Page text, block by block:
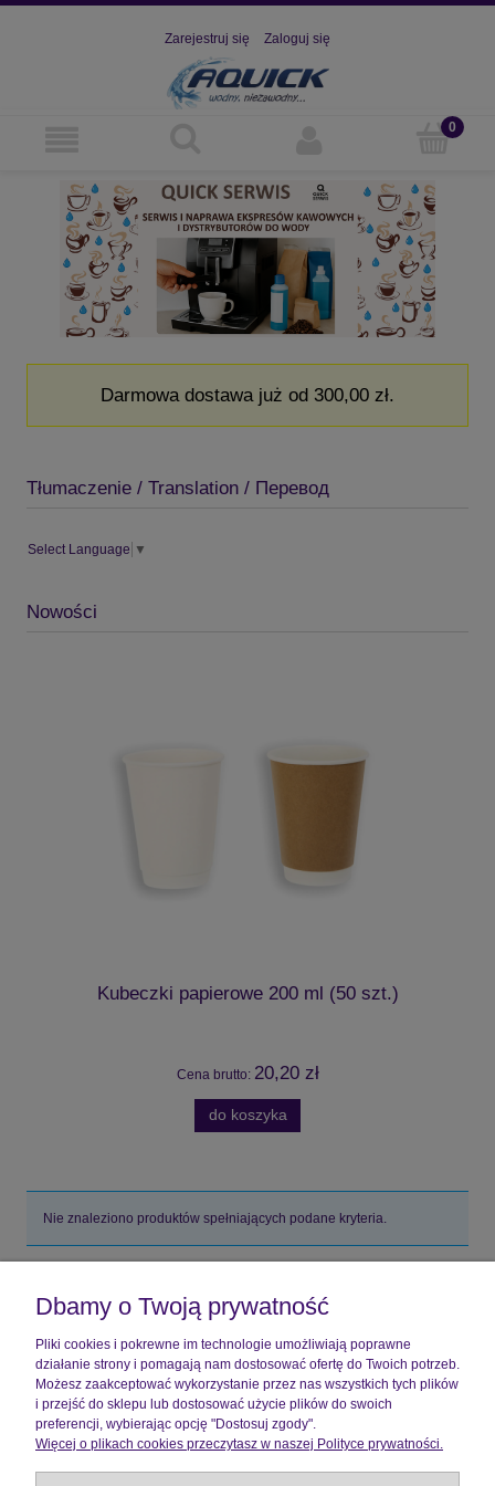
Zarejestruj się Zaloguj się
Darmowa dostawa już od 300,00 zł.
Tłumaczenie / Translation / Перевод
Select Language ▼
Nowości
Kubeczki papierowe 200 ml (50 szt.)
Cena brutto: 20,20 zł
do koszyka
Nie znaleziono produktów spełniających podane kryteria.
Moje konto
Płatności i dostawa
Informacje
Dbamy o Twoją prywatność
Pliki cookies i pokrewne im technologie umożliwiają poprawne
działanie strony i pomagają nam dostosować ofertę do Twoich potrzeb.
Możesz zaakceptować wykorzystanie przez nas wszystkich tych plików
i przejść do sklepu lub dostosować użycie plików do swoich
preferencji, wybierając opcję "Dostosuj zgody".
Więcej o plikach cookies przeczytasz w naszej Polityce prywatności.